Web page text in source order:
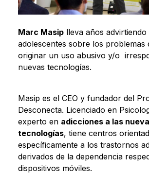
Marc Masiplleva años advirtiendo
adolescentes sobre los problemas
originar un uso abusivo y/o
nuevas tecnologías.
Masip es el CEO y fundador del
Desconecta. Licenciado en
experto en adicciones a las
tecnologías, tiene centros
específicamente a los trastornos
derivados de la dependencia
dispositivos móviles.